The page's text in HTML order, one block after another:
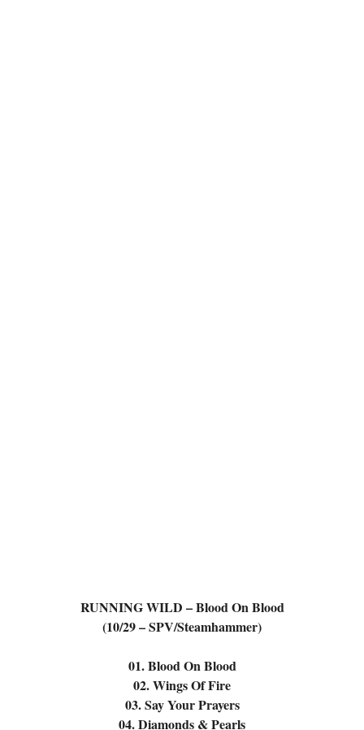
RUNNING WILD – Blood On Blood
(10/29 – SPV/Steamhammer)
01. Blood On Blood
02. Wings Of Fire
03. Say Your Prayers
04. Diamonds & Pearls